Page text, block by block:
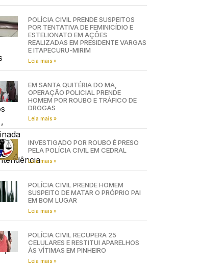
POLÍCIA CIVIL PRENDE SUSPEITOS
POR TENTATIVA DE FEMINICÍDIO E
ESTELIONATO EM AÇÕES
REALIZADAS EM PRESIDENTE VARGAS
E ITAPECURU-MIRIM
Leia mais »
EM SANTA QUITÉRIA DO MA,
OPERAÇÃO POLICIAL PRENDE
HOMEM POR ROUBO E TRÁFICO DE
DROGAS
Leia mais »
INVESTIGADO POR ROUBO É PRESO
PELA POLÍCIA CIVIL EM CEDRAL
Leia mais »
POLÍCIA CIVIL PRENDE HOMEM
SUSPEITO DE MATAR O PRÓPRIO PAI
EM BOM LUGAR
Leia mais »
POLÍCIA CIVIL RECUPERA 25
CELULARES E RESTITUI APARELHOS
ÀS VÍTIMAS EM PINHEIRO
Leia mais »